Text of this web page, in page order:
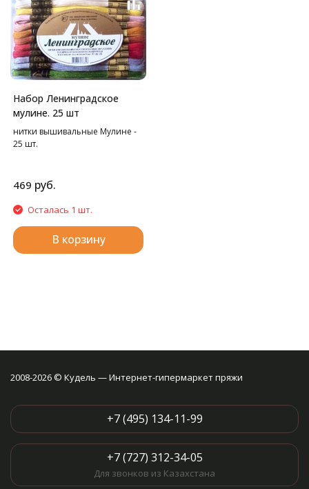
Набор Ленинградское
мулине. 25 шт
нитки вышивальные Мулине -
25 шт.
469 руб.
Осталась 1 шт.
В корзину
2008-2026 © Кудель — Интернет-гипермаркет пряжи
+7 (495) 134-11-99
+7 (727) 312-34-05
Для звонков из Казахстана